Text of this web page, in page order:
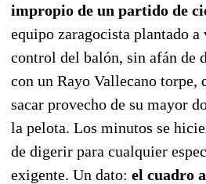
impropio de un partido de
equipo zaragocista plantado
control del balón, sin afán de
con un Rayo Vallecano torpe,
sacar provecho de su mayor
la pelota. Los minutos se
de digerir para cualquier
exigente. Un dato: el cuadro